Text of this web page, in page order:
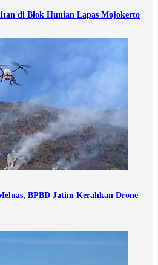
di Blok Hunian Lapas Mojokerto
BPBD Jatim Kerahkan Drone